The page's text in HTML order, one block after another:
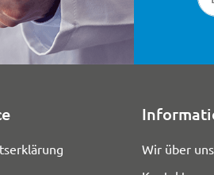
Wir über uns